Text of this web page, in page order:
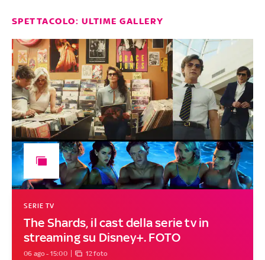
SPETTACOLO: ULTIME GALLERY
The Shards, il cast della serie tv in
streaming su Disney+. FOTO
SERIE TV
06 ago - 15:00 12 foto